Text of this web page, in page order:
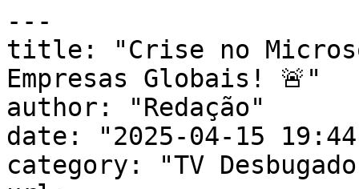
---
title: "Crise no
Empresas Globais! 🚨"
author: "Redação"
date: "2025-04-15
category: "TV